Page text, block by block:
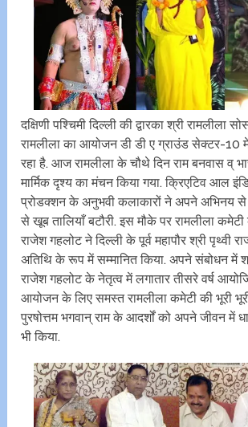
दक्षिणी पश्चिमी दिल्ली की द्वारका श्री रामलीला
रामलीला का आयोजन डी डी ए ग्राउंड सेक्टर-10
रहा है. आज रामलीला के चौथे दिन राम बनवास व्
मार्मिक दृश्य का मंचन किया गया. क्रिएटिव आल
प्रोडक्शन के अनुभवी कलाकारों ने अपने अभिनय
से खूब तालियाँ बटौरी. इस मौके पर रामलीला
राजेश गहलोट ने दिल्ली के पूर्व महापौर श्री पृथ्वी
अतिथि के रूप में सम्मानित किया. अपने संबोधन में
राजेश गहलोट के नेतृत्व में लगातार तीसरे वर्ष
आयोजन के लिए समस्त रामलीला कमेटी की भूरी
पुरषोत्तम भगवान् राम के आदर्शों को अपने जीवन में
भी किया.